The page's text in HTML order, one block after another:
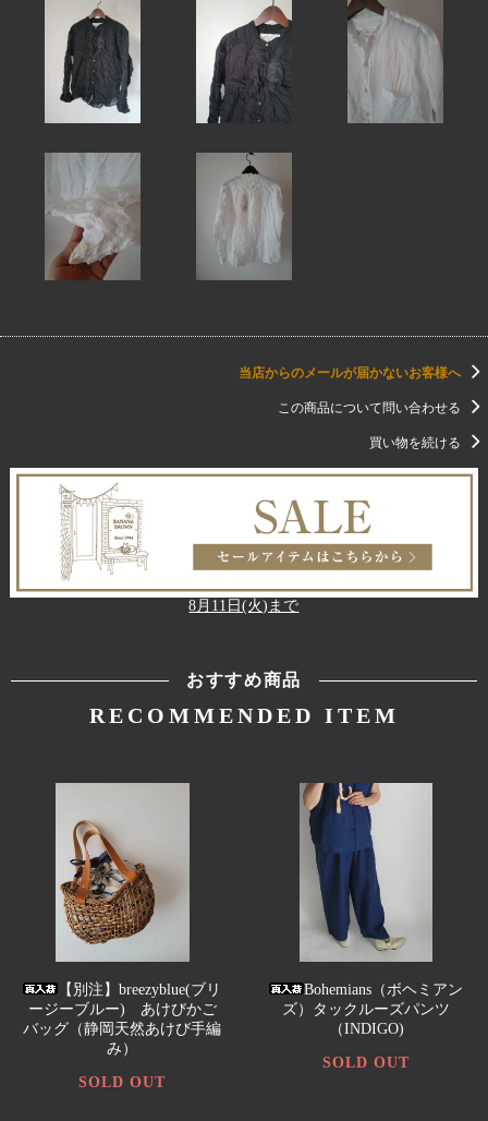
当店からのメールが届かないお客様へ
この商品について問い合わせる
買い物を続ける
8月11日(火)まで
おすすめ商品
RECOMMENDED ITEM
【別注】breezyblue(ブリ
ージーブルー) あけびかご
バッグ（静岡天然あけび手編
み）
SOLD OUT
Bohemians（ボヘミアン
ズ）タックルーズパンツ
（INDIGO)
SOLD OUT